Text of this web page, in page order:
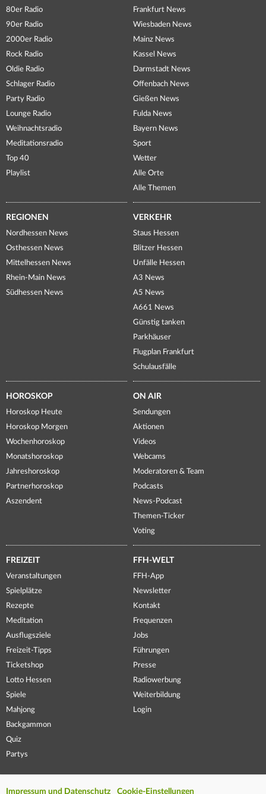
80er Radio
90er Radio
2000er Radio
Rock Radio
Oldie Radio
Schlager Radio
Party Radio
Lounge Radio
Weihnachtsradio
Meditationsradio
Top 40
Playlist
Frankfurt News
Wiesbaden News
Mainz News
Kassel News
Darmstadt News
Offenbach News
Gießen News
Fulda News
Bayern News
Sport
Wetter
Alle Orte
Alle Themen
REGIONEN
Nordhessen News
Osthessen News
Mittelhessen News
Rhein-Main News
Südhessen News
VERKEHR
Staus Hessen
Blitzer Hessen
Unfälle Hessen
A3 News
A5 News
A661 News
Günstig tanken
Parkhäuser
Flugplan Frankfurt
Schulausfälle
HOROSKOP
Horoskop Heute
Horoskop Morgen
Wochenhoroskop
Monatshoroskop
Jahreshoroskop
Partnerhoroskop
Aszendent
ON AIR
Sendungen
Aktionen
Videos
Webcams
Moderatoren & Team
Podcasts
News-Podcast
Themen-Ticker
Voting
FREIZEIT
Veranstaltungen
Spielplätze
Rezepte
Meditation
Ausflugsziele
Freizeit-Tipps
Ticketshop
Lotto Hessen
Spiele
Mahjong
Backgammon
Quiz
Partys
FFH-WELT
FFH-App
Newsletter
Kontakt
Frequenzen
Jobs
Führungen
Presse
Radiowerbung
Weiterbildung
Login
Impressum und Datenschutz Cookie-Einstellungen